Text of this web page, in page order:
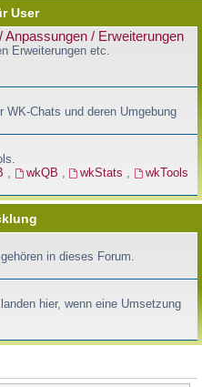
User
Anpassungen / Erweiterungen
Erweiterungen etc.
WK-Chats und deren Umgebung
, wkQB , wkStats ,
wkTools
in dieses Forum.
hier, wenn eine Umsetzung